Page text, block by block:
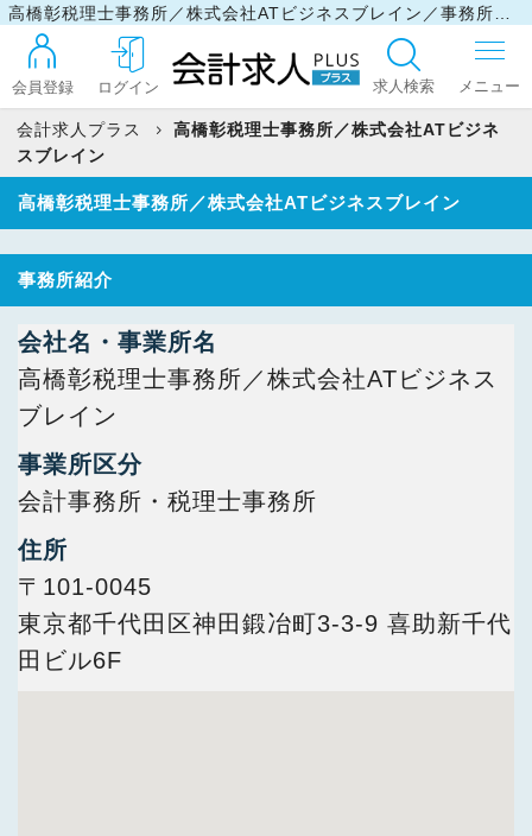
会員登録 ログイン 求人検索
ログイン
マイリスト
PC版サイトを見る
会計求人プラス
高橋彰税理士事務所／株式会社ATビジネ
スブレイン
高橋彰税理士事務所／株式会社ATビジネスブレイン
事務所紹介
会社名・事業所名
高橋彰税理士事務所／株式会社ATビジネス
ブレイン
事業所区分
会計事務所・税理士事務所
住所
〒101-0045
東京都千代田区神田鍛冶町3-3-9 喜助新千代
田ビル6F